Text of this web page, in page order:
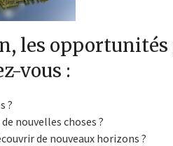
les
vous :
?
nouvelles choses ?
de nouveaux horizons ?